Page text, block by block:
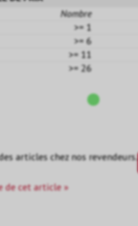
Nombre
>= 1
>= 6
>= 11
>= 26
articles chez nos revendeurs.
de cet article »